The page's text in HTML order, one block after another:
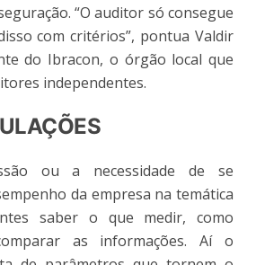
“O auditor só consegue
com critérios”, pontua Valdir
do Ibracon, o órgão local que
independentes.
ou a necessidade de se
da empresa na temática
saber o que medir, como
as informações. Aí o